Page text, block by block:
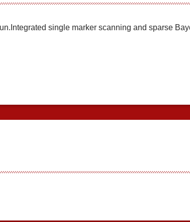
single marker scanning and sparse